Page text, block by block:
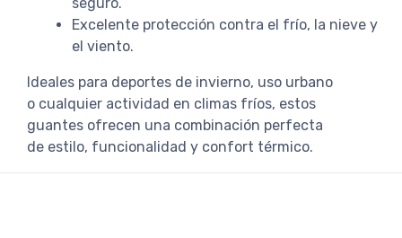
seguro.
Excelente protección contra el frío, la nieve y
el viento.
Ideales para deportes de invierno, uso urbano
o cualquier actividad en climas fríos, estos
guantes ofrecen una combinación perfecta
de estilo, funcionalidad y confort térmico.